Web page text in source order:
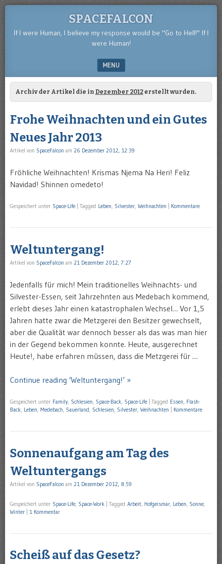
SPACEFALCON
If I were Human, I believe my response would be "Go to Hell!" If I
were Human!
MENU
SKIP TO CONTENT
Archiv der Artikel die in Dezember 2012 erstellt wurden.
Frohe Weihnachten und ein Gutes
Neues Jahr 2013
Artikel von SpaceFalcon am 26 Dezember 2012, 12:39
Fröhliche Weihnachten! Krismas Njema Na Heri! Feliz
Navidad! Shinnen omedeto!
Gespeichert unter Space-Life Tagged Leben, Silvester, Weihnachten Kommentare
Weltuntergang!
Artikel von SpaceFalcon am 21 Dezember 2012, 7:27
Jedenfalls für mich! Mein traditionelles Weihnachts- und
Silvester-Essen, seit Jahrzehnten aus Medebach kommend,
erlebt dieses Jahr einen katastrophalen Wechsel… Vor 1,5
Jahren hatte zwar die Metzgerei den Besitzer gewechselt,
aber die Qualität war dennoch besser als das was man hier
in der Gegend bekommen konnte. Heute, ausgerechnet
Heute!, habe erfahren müssen, dass die Metzgerei für …
Continue reading ‘Weltuntergang!’ »
Gespeichert unter Family Schlesien Space-Back Space-Life Tagged Essen Flash-
Back Leben Medebach Sauerland Schlesien Silvester Weihnachten Kommentare
Sonnenaufgang am Tag des
Weltuntergangs
Artikel von SpaceFalcon am 21 Dezember 2012, 8:59
Gespeichert unter Space-Life Space-Work Tagged Arbeit Hofgeismar Leben Sonne
Winter
1 Kommentar
Scheiß auf das Gesetz?